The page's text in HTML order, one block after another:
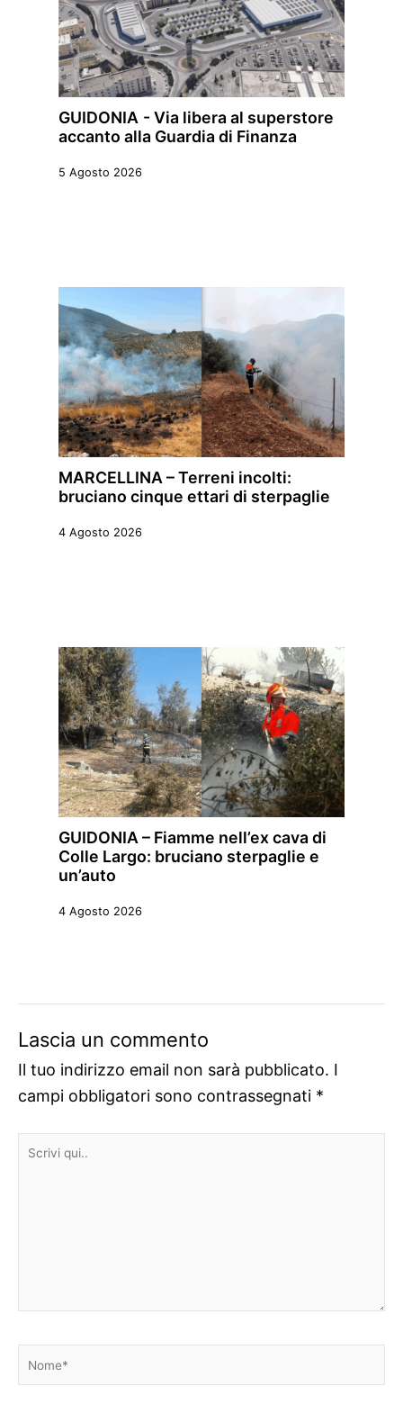
GUIDONIA - Via libera al superstore
accanto alla Guardia di Finanza
5 Agosto 2026
MARCELLINA – Terreni incolti:
bruciano cinque ettari di sterpaglie
4 Agosto 2026
GUIDONIA – Fiamme nell’ex cava di
Colle Largo: bruciano sterpaglie e
un’auto
4 Agosto 2026
Lascia un commento
Il tuo indirizzo email non sarà pubblicato. I
campi obbligatori sono contrassegnati *
Scrivi
Nome*